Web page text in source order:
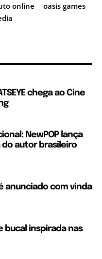
online
oasis games
chega ao Cine
NewPOP lança
do autor brasileiro
anunciado com vinda
bucal inspirada nas